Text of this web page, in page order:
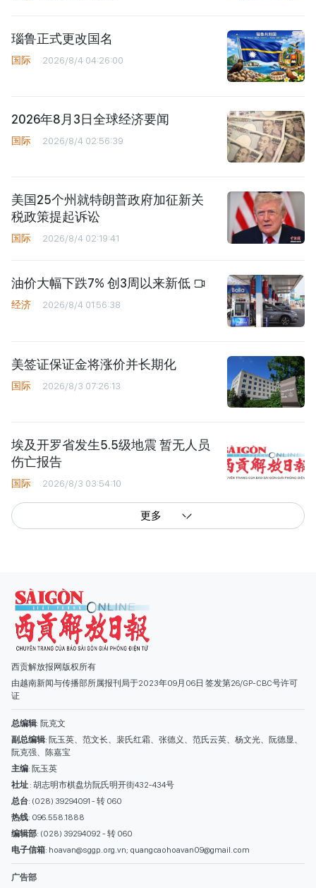
瑙鲁正式更改国名
国际 2026/8/4 04:26:00
2026年8月3日全球经济要闻
国际 2026/8/4 02:56:39
美国25个州就特朗普政府加征新关
税政策提起诉讼
国际 2026/8/4 02:19:41
油价大幅下跌7% 创3周以来新低
经济 2026/8/4 01:56:38
美签证保证金将涨价并长期化
国际 2026/8/3 07:26:13
埃及开罗省发生5.5级地震 暂无人员
伤亡报告
国际 2026/8/3 03:54:10
更多
证
总编辑